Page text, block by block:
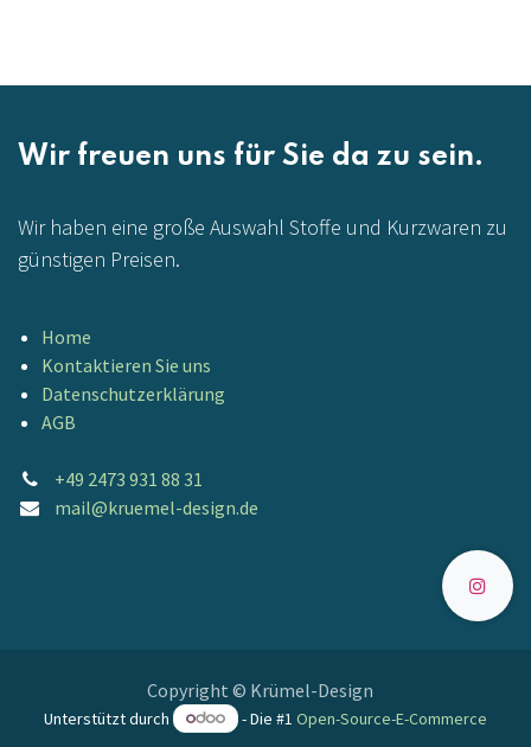
Wir freuen uns für Sie da zu sein.
Wir haben eine große Auswahl Stoffe und Kurzwaren zu
günstigen Preisen.
Home
Kontaktieren Sie uns
Datenschutzerklärung
AGB
+49 2473 931 88 31
mail@kruemel-design.de
Copyright © Krümel-Design
Unterstützt durch - Die #1 Open-Source-E-Commerce